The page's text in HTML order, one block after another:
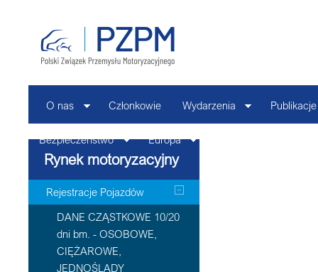
O nas Członkowie Wydarzenia Publikacje
Bezpieczeństwo Europa
Rynek motoryzacyjny
Rejestracje Pojazdów
DANE CZĄSTKOWE 10/20
dni bm. - OSOBOWE,
CIĘŻAROWE,
JEDNOŚLADY